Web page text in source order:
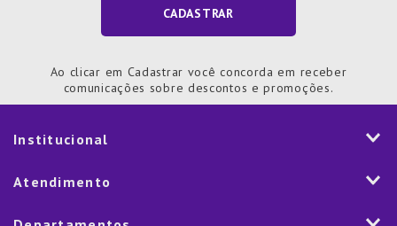
CADASTRAR
Ao clicar em Cadastrar você concorda em receber
comunicações sobre descontos e promoções.
Institucional
História
Atendimento